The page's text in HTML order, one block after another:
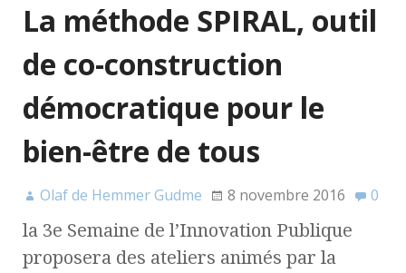
La méthode SPIRAL, outil
de co-construction
démocratique pour le
bien-être de tous
Olaf de Hemmer Gudme 8 novembre 2016 0
la 3e Semaine de l’Innovation Publique
proposera des ateliers animés par la